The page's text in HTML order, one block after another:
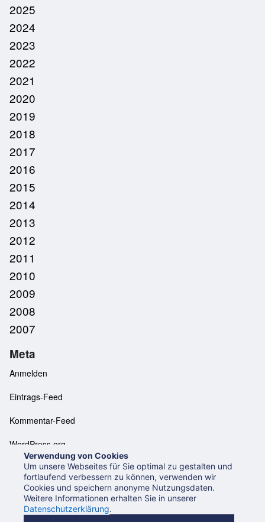
2025
2024
2023
2022
2021
2020
2019
2018
2017
2016
2015
2014
2013
2012
2011
2010
2009
2008
2007
Meta
Anmelden
Eintrags-Feed
Kommentar-Feed
WordPress.org
Neues aus der UB Mannheim
Datenschutzerklärung
Impressum
Verwendung von Cookies
Um unsere Webseites für Sie optimal zu gestalten und
fortlaufend verbessern zu können, verwenden wir
Cookies und speichern anonyme Nutzungsdaten.
Weitere Informationen erhalten Sie in unserer
Datenschutzerklärung.